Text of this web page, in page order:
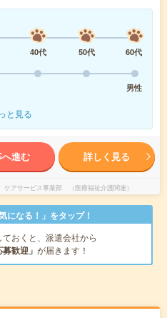
40代 50代
60代
男性
と見る
へ進む 詳しく見る
アサービス事業部 （医療福祉介護関連）
なる！」をタップ！
ておくと、派遣会社から
募歓迎」 が届きます！